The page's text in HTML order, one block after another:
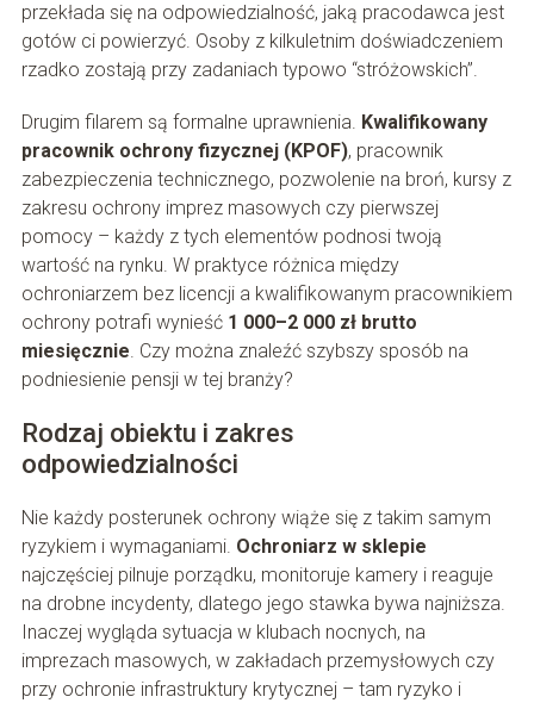
przekłada się na odpowiedzialność, jaką pracodawca jest
gotów ci powierzyć. Osoby z kilkuletnim doświadczeniem
rzadko zostają przy zadaniach typowo “stróżowskich”.
Drugim filarem są formalne uprawnienia. Kwalifikowany
pracownik ochrony fizycznej (KPOF), pracownik
zabezpieczenia technicznego, pozwolenie na broń, kursy z
zakresu ochrony imprez masowych czy pierwszej
pomocy – każdy z tych elementów podnosi twoją
wartość na rynku. W praktyce różnica między
ochroniarzem bez licencji a kwalifikowanym pracownikiem
ochrony potrafi wynieść 1 000–2 000 zł brutto
miesięcznie. Czy można znaleźć szybszy sposób na
podniesienie pensji w tej branży?
Rodzaj obiektu i zakres
odpowiedzialności
Nie każdy posterunek ochrony wiąże się z takim samym
ryzykiem i wymaganiami. Ochroniarz w sklepie
najczęściej pilnuje porządku, monitoruje kamery i reaguje
na drobne incydenty, dlatego jego stawka bywa najniższa.
Inaczej wygląda sytuacja w klubach nocnych, na
imprezach masowych, w zakładach przemysłowych czy
przy ochronie infrastruktury krytycznej – tam ryzyko i